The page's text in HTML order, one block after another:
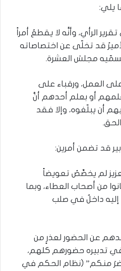
يلي:
الرأي، وأنَّه لا يقطعُ أمراً
قد تخلّى عن اختصاصاته
مجلسَ العشرة.
العمل، ورقباء على
أو بعلم أحدهم أنَّ
أن يبلّغوه، وإلا فقد
قد تضمن أمرين:
لم يخصِّصُ تعويضاً
من أصحاب العطاء، وبما
إليه داخلٌ في صلب
عن الحضور لعذرٍ من
في تدبيره حضورهم كلهم،
منكم” (نظام الحكم في